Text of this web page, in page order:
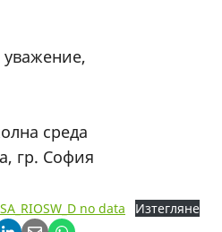
среда
гр. София
no data Изтегляне